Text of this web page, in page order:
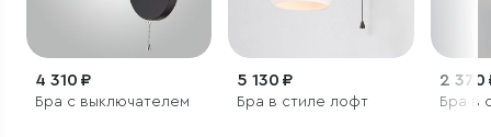
4 310 ₽
Бра с выключателем
5 130 ₽
Бра в стиле лофт
2 370
Бра в